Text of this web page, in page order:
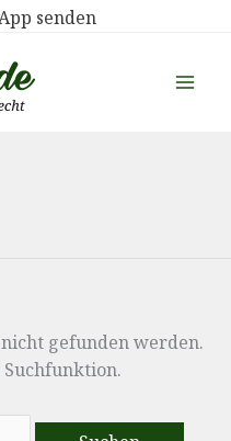
senden
gefunden werden.